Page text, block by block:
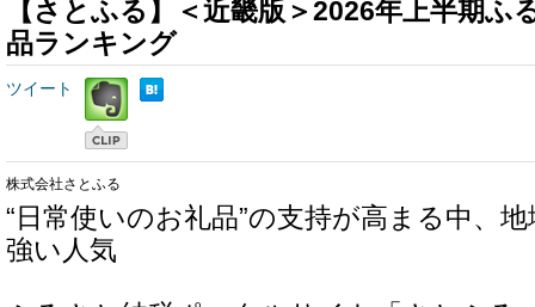
【さとふる】＜近畿版＞2026年上半期ふ
品ランキング
ツイート
株式会社さとふる
“日常使いのお礼品”の支持が高まる中、
強い人気